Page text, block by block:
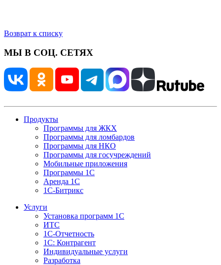
Возврат к списку
МЫ В СОЦ. СЕТЯХ
Продукты
Программы для ЖКХ
Программы для ломбардов
Программы для НКО
Программы для госучреждений
Мобильные приложения
Программы 1С
Аренда 1С
1С-Битрикс
Услуги
Установка программ 1С
ИТС
1С-Отчетность
1С: Контрагент
Индивидуальные услуги
Разработка